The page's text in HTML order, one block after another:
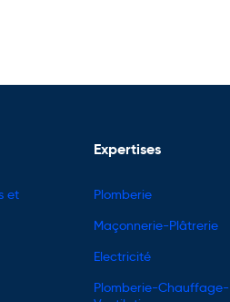
et
Expertises
Plomberie
Maçonnerie-Plâtrerie
Electricité
Plomberie-Chauffage-